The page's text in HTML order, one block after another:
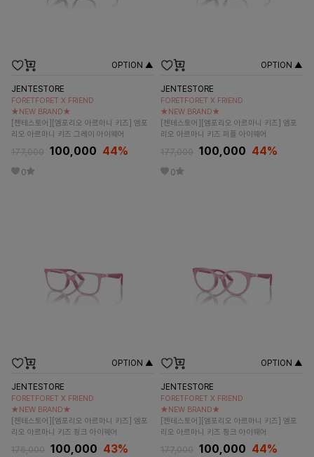
OPTION ▲
JENTESTORE
FORETFORET X FRIEND
★NEW BRAND★
[젠테스토어][엠포리오 아르마니 키즈] 엠포
리오 아르마니 키즈 그레이 아이웨어
177,000 100,000 44%
0
OPTION ▲
JENTESTORE
FORETFORET X FRIEND
★NEW BRAND★
[젠테스토어][엠포리오 아르마니 키즈] 엠포
리오 아르마니 키즈 퍼플 아이웨어
177,000 100,000 44%
0
OPTION ▲
JENTESTORE
FORETFORET X FRIEND
★NEW BRAND★
[젠테스토어][엠포리오 아르마니 키즈] 엠포
리오 아르마니 키즈 핑크 아이웨어
176,000 100,000 43%
OPTION ▲
JENTESTORE
FORETFORET X FRIEND
★NEW BRAND★
[젠테스토어][엠포리오 아르마니 키즈] 엠포
리오 아르마니 키즈 핑크 아이웨어
177,000 100,000 44%